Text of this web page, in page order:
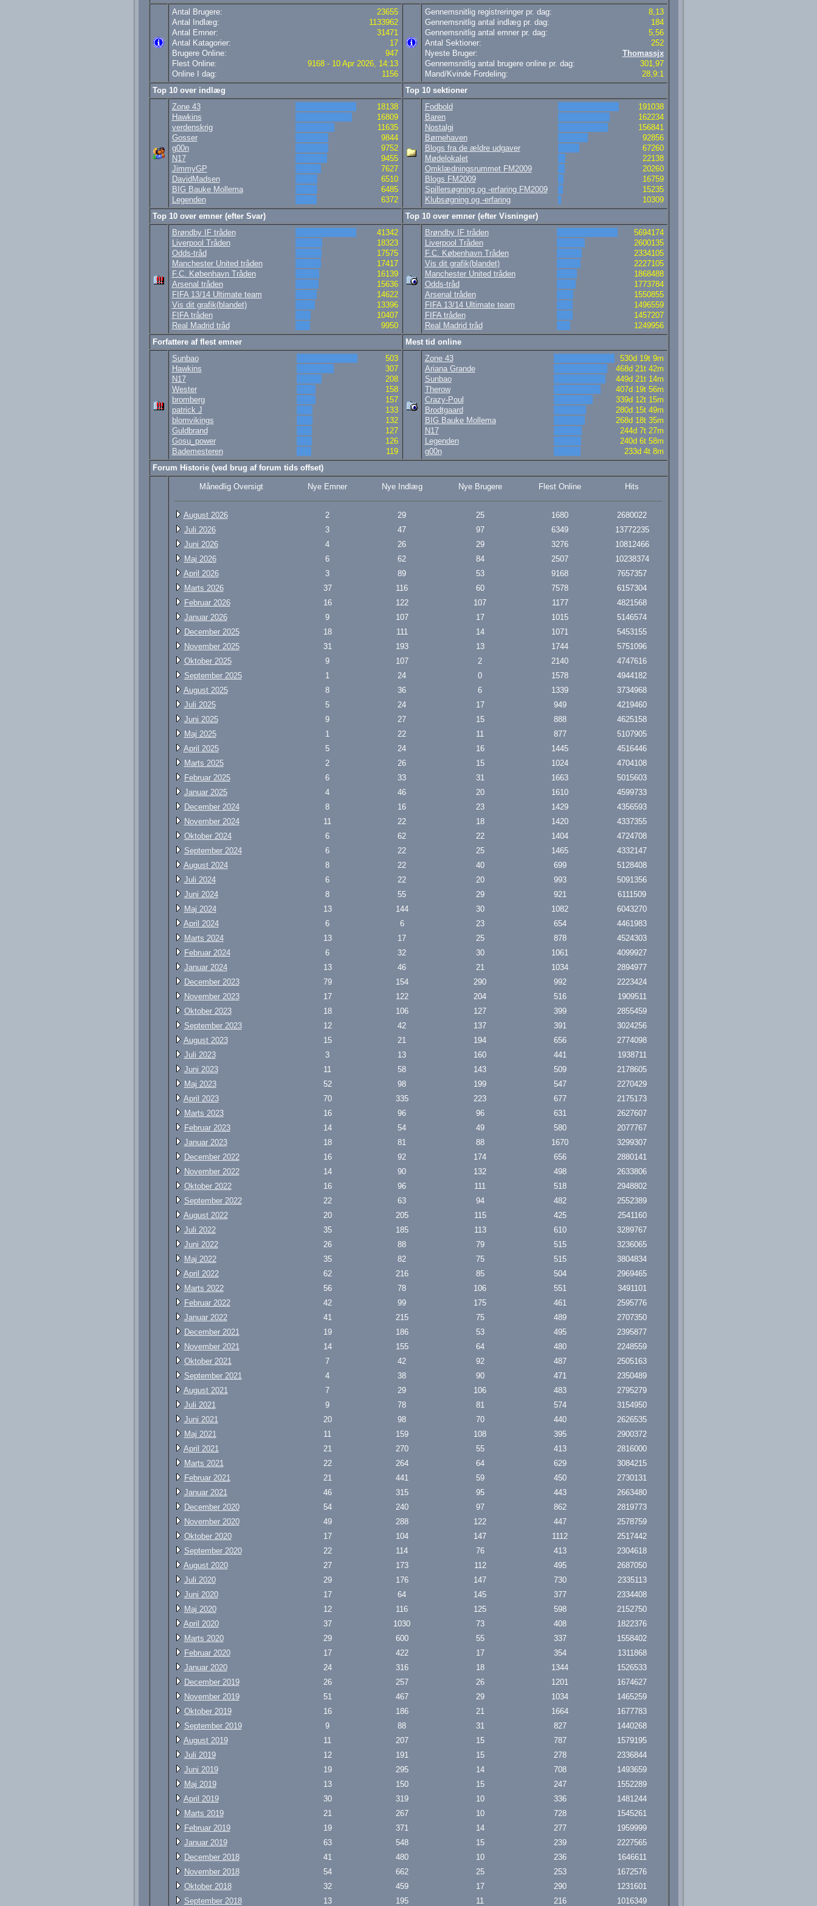
Antal Brugere:
23655
Antal Indlæg:
1133962
Antal Emner:
31471
Antal Katagorier:
17
Brugere Online:
947
Flest Online:
9168 - 10 Apr 2026, 14:13
Online I dag:
1156
Gennemsnitlig registreringer pr. dag:
8,13
Gennemsnitlig antal indlæg pr. dag:
184
Gennemsnitlig antal emner pr. dag:
5,56
Antal Sektioner:
252
Nyeste Bruger:
Thomassjx
Gennemsnitlig antal brugere online pr. dag:
301,97
Mand/Kvinde Fordeling:
28,9:1
Top 10 over indlæg
Top 10 sektioner
Zone 43
18138
Hawkins
16809
verdenskrig
11635
Gosser
9844
g00n
9752
N17
9455
JimmyGP
7627
DavidMadsen
6510
BIG Bauke Mollema
6485
Legenden
6372
Fodbold
191038
Baren
162234
Nostalgi
156841
Børnehaven
92856
Blogs fra de ældre udgaver
67260
Mødelokalet
22138
Omklædningsrummet FM2009
20260
Blogs FM2009
16759
Spillersøgning og -erfaring FM2009
15235
Klubsøgning og -erfaring
10309
Top 10 over emner (efter Svar)
Top 10 over emner (efter Visninger)
Brøndby IF tråden
41342
Liverpool Tråden
18323
Odds-tråd
17575
Manchester United tråden
17417
F.C. København Tråden
16139
Arsenal tråden
15636
FIFA 13/14 Ultimate team
14622
Vis dit grafik(blandet)
13396
FIFA tråden
10407
Real Madrid tråd
9950
Brøndby IF tråden
5694174
Liverpool Tråden
2600135
F.C. København Tråden
2334105
Vis dit grafik(blandet)
2227105
Manchester United tråden
1868488
Odds-tråd
1773784
Arsenal tråden
1550855
FIFA 13/14 Ultimate team
1496559
FIFA tråden
1457207
Real Madrid tråd
1249956
Forfattere af flest emner
Mest tid online
Sunbao
503
Hawkins
307
N17
208
Wester
158
bromberg
157
patrick J
133
blomvikings
132
Guldbrand
127
Gosu_power
126
Bademesteren
119
Zone 43
530d 19t 9m
Ariana Grande
468d 21t 42m
Sunbao
449d 21t 14m
Therow
407d 19t 56m
Crazy-Poul
339d 12t 15m
Brodtgaard
280d 15t 49m
BIG Bauke Mollema
268d 18t 35m
N17
244d 7t 27m
Legenden
240d 6t 58m
g00n
233d 4t 8m
Forum Historie (ved brug af forum tids offset)
Månedlig Oversigt Nye Emner Nye Indlæg Nye Brugere Flest Online Hits
August 2026 2 29 25 1680
2680022
Juli 2026
3 47 97 6349
13772235
Juni 2026
4 26 29 3276
10812466
Maj 2026
6 62 84 2507
10238374
April 2026
3 89 53 9168
7657357
Marts 2026
37 116 60 7578
6157304
Februar 2026
16 122 107 1177
4821568
Januar 2026
9 107 17 1015
5146574
December 2025
18 111 14 1071
5453155
November 2025
31 193 13 1744
5751096
Oktober 2025
9 107 2 2140
4747616
September 2025
1 24 0 1578
4944182
August 2025
8 36 6 1339
3734968
Juli 2025
5 24 17 949
4219460
Juni 2025
9 27 15 888
4625158
Maj 2025
1 22 11 877
5107905
April 2025
5 24 16 1445
4516446
Marts 2025
2 26 15 1024
4704108
Februar 2025
6 33 31 1663
5015603
Januar 2025
4 46 20 1610
4599733
December 2024
8 16 23 1429
4356593
November 2024
11 22 18 1420
4337355
Oktober 2024
6 62 22 1404
4724708
September 2024
6 22 25 1465
4332147
August 2024
8 22 40 699
5128408
Juli 2024
6 22 20 993
5091356
Juni 2024
8 55 29 921
6111509
Maj 2024
13 144 30 1082
6043270
April 2024
6 6 23 654
4461983
Marts 2024
13 17 25 878
4524303
Februar 2024
6 32 30 1061
4099927
Januar 2024
13 46 21 1034
2894977
December 2023
79 154 290 992
2223424
November 2023
17 122 204 516
1909511
Oktober 2023
18 106 127 399
2855459
September 2023
12 42 137 391
3024256
August 2023
15 21 194 656
2774098
Juli 2023
3 13 160 441
1938711
Juni 2023
11 58 143 509
2178605
Maj 2023
52 98 199 547
2270429
April 2023
70 335 223 677
2175173
Marts 2023
16 96 96 631
2627607
Februar 2023
14 54 49 580
2077767
Januar 2023
18 81 88 1670
3299307
December 2022
16 92 174 656
2880141
November 2022
14 90 132 498
2633806
Oktober 2022
16 96 111 518
2948802
September 2022
22 63 94 482
2552389
August 2022
20 205 115 425
2541160
Juli 2022
35 185 113 610
3289767
Juni 2022
26 88 79 515
3236065
Maj 2022
35 82 75 515
3804834
April 2022
62 216 85 504
2969465
Marts 2022
56 78 106 551
3491101
Februar 2022
42 99 175 461
2595776
Januar 2022
41 215 75 489
2707350
December 2021
19 186 53 495
2395877
November 2021
14 155 64 480
2248559
Oktober 2021
7 42 92 487
2505163
September 2021
4 38 90 471
2350489
August 2021
7 29 106 483
2795279
Juli 2021
9 78 81 574
3154950
Juni 2021
20 98 70 440
2626535
Maj 2021
11 159 108 395
2900372
April 2021
21 270 55 413
2816000
Marts 2021
22 264 64 629
3084215
Februar 2021
21 441 59 450
2730131
Januar 2021
46 315 95 443
2663480
December 2020
54 240 97 862
2819773
November 2020
49 288 122 447
2578759
Oktober 2020
17 104 147 1112
2517442
September 2020
22 114 76 413
2304618
August 2020
27 173 112 495
2687050
Juli 2020
29 176 147 730
2335113
Juni 2020
17 64 145 377
2334408
Maj 2020
12 116 125 598
2152750
April 2020
37 1030 73 408
1822376
Marts 2020
29 600 55 337
1558402
Februar 2020
17 422 17 354
1311868
Januar 2020
24 316 18 1344
1526533
December 2019
26 257 26 1201
1674627
November 2019
51 467 29 1034
1465259
Oktober 2019
16 186 21 1664
1677783
September 2019
9 88 31 827
1440268
August 2019
11 207 15 787
1579195
Juli 2019
12 191 15 278
2336844
Juni 2019
19 295 14 708
1493659
Maj 2019
13 150 15 247
1552289
April 2019
30 319 10 336
1481244
Marts 2019
21 267 10 728
1545261
Februar 2019
19 371 14 277
1959999
Januar 2019
63 548 15 239
2227565
December 2018
41 480 10 236
1646611
November 2018
54 662 25 253
1672576
Oktober 2018
32 459 17 290
1231601
September 2018
13 195 11 216 1016349